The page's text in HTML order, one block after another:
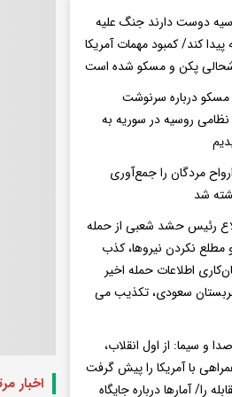
اخبار
دوست دارند جنگ علیه
پیدا کند/ کمبود مهمات آمریکا
پکن و مسکو شده است
درباره سرنوشت
نظامی روسیه در سوریه به
مردگان را جمع‌آوری
شد
رئیس حشد شعبی از حمله
مطلع نکردن نیروها، کذب
اطلاعات حمله اخیر
سعودی، تکذیب می
و سیما: از اول انقلاب،
با آمریکا را پیش گرفت
را/ آمارها درباره جایگاه